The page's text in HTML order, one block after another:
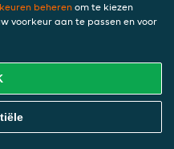
beheren om te kiezen
voorkeur aan te passen en voor